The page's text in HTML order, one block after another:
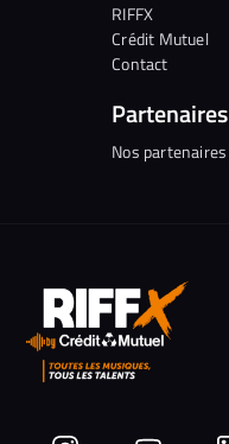
RIFFX
Crédit Mutuel
Contact
Partenaires
Nos partenaires